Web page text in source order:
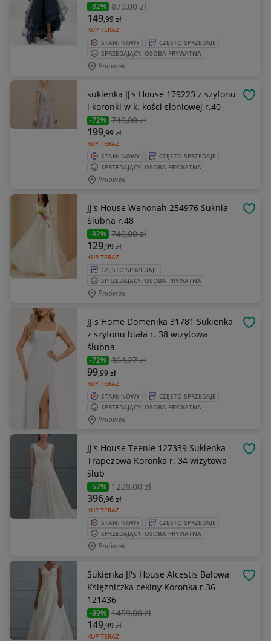
-82% 879,00 zł
KUP TERAZ
149,99zł
STAN: NOWY
CZĘSTO SPRZEDAJE
SPRZEDAJĄCY: OSOBA PRYWATNA
Pniówek
sukienka JJ's House 179223 z szyfonu
i koronki w k. kości słoniowej r.40
-72% 740,00 zł
KUP TERAZ
199,99zł
STAN: NOWY
CZĘSTO SPRZEDAJE
SPRZEDAJĄCY: OSOBA PRYWATNA
Pniówek
JJ's House Wenonah 254976 Suknia
Ślubna r.48
-82% 740,00 zł
KUP TERAZ
129,99zł
CZĘSTO SPRZEDAJE
SPRZEDAJĄCY: OSOBA PRYWATNA
Pniówek
JJ s Home Domenika 31781 Sukienka
z szyfonu biała r. 38 wizytowa
ślubna
-72% 364,27 zł
KUP TERAZ
99,99zł
STAN: NOWY
CZĘSTO SPRZEDAJE
SPRZEDAJĄCY: OSOBA PRYWATNA
Pniówek
JJ's House Teenie 127339 Sukienka
Trapezowa Koronka r. 34 wizytowa
ślub
-67% 1228,00 zł
KUP TERAZ
396,96zł
STAN: NOWY
CZĘSTO SPRZEDAJE
SPRZEDAJĄCY: OSOBA PRYWATNA
Pniówek
Sukienka JJ's House Alcestis Balowa
Księżniczka cekiny Koronka r.36
121436
-89% 1459,00 zł
KUP TERAZ
149,99zł